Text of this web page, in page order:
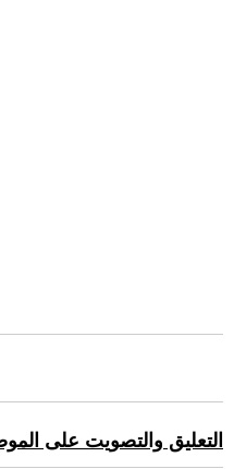
التعليق والتصويت على